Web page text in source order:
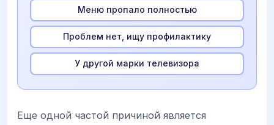
Меню пропало полностью
Проблем нет, ищу профилактику
У другой марки телевизора
Еще одной частой причиной является